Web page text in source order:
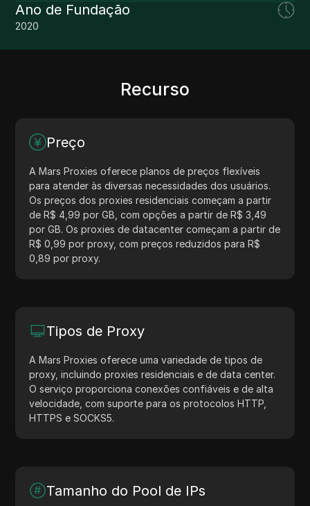
Ano de Fundação
2020
Recurso
Preço
A Mars Proxies oferece planos de preços flexíveis
para atender às diversas necessidades dos usuários.
Os preços dos proxies residenciais começam a partir
de R$ 4,99 por GB, com opções a partir de R$ 3,49
por GB. Os proxies de datacenter começam a partir de
R$ 0,99 por proxy, com preços reduzidos para R$
0,89 por proxy.
Tipos de Proxy
A Mars Proxies oferece uma variedade de tipos de
proxy, incluindo proxies residenciais e de data center.
O serviço proporciona conexões confiáveis e de alta
velocidade, com suporte para os protocolos HTTP,
HTTPS e SOCKS5.
Tamanho do Pool de IPs